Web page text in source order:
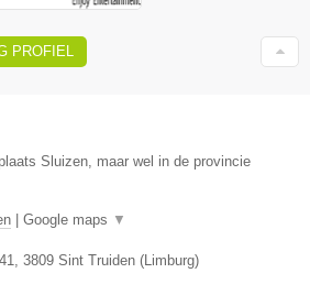
PROFIEL
Sluizen, maar wel in de provincie
Google maps ▼
3809 Sint Truiden ( Limburg)